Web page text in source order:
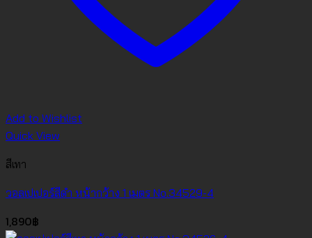
Add to Wishlist
Quick View
สีเทา
วอลเปเปอร์สีดำ หน้ากว้าง 1 เมตร No.34529-4
1,890฿